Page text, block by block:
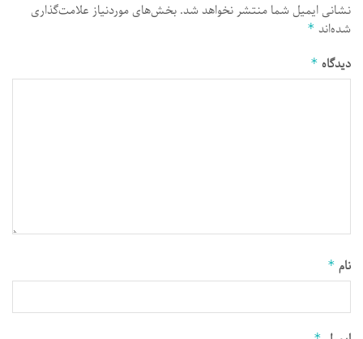
نشانی ایمیل شما منتشر نخواهد شد. بخش‌های موردنیاز علامت‌گذاری
شده‌اند *
دیدگاه *
نام *